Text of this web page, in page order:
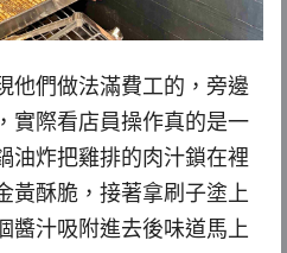
他們做法滿費工的，旁邊
實際看店員操作真的是一
油炸把雞排的肉汁鎖在裡
黃酥脆，接著拿刷子塗上
醬汁吸附進去後味道馬上